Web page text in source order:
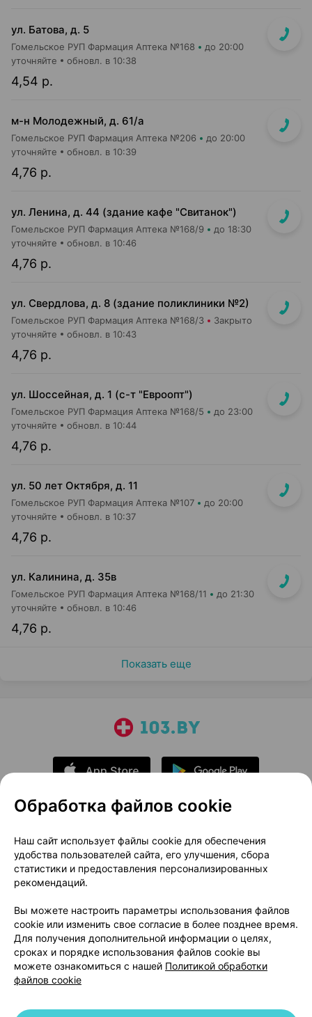
ул. Батова, д. 5
Гомельское РУП Фармация Аптека №168 до 20:00
4,54 р.
уточняйте обновл. в 10:38
м-н Молодежный, д. 61/а
Гомельское РУП Фармация Аптека №206 до 20:00
4,76 р.
уточняйте обновл. в 10:39
ул. Ленина, д. 44 (здание кафе "Свитанок")
Гомельское РУП Фармация Аптека №168/9 до 18:30
4,76 р.
уточняйте обновл. в 10:46
ул. Свердлова, д. 8 (здание поликлиники №2)
Гомельское РУП Фармация Аптека №168/3 Закрыто
4,76 р.
уточняйте обновл. в 10:43
ул. Шоссейная, д. 1 (с-т "Евроопт")
Гомельское РУП Фармация Аптека №168/5 до 23:00
4,76 р.
уточняйте обновл. в 10:44
ул. 50 лет Октября, д. 11
Гомельское РУП Фармация Аптека №107 до 20:00
4,76 р.
уточняйте обновл. в 10:37
ул. Калинина, д. 35в
Гомельское РУП Фармация Аптека №168/11 до 21:30
4,76 р.
уточняйте обновл. в 10:46
Показать еще
О проекте
Новости проекта
Размещение рекламы
Медицинский маркетинг
Публичный договор
Доставка
Способы оплаты
Вакансии
Партнеры
Написать руководителю 103.by
Написать в поддержку
Персональные настройки Cookie
Обработка файлов cookie
Наш сайт использует файлы cookie для обеспечения
удобства пользователей сайта, его улучшения, сбора
статистики и предоставления персонализированных
рекомендаций.
Вы можете настроить параметры использования файлов
cookie или изменить свое согласие в более позднее время.
Для получения дополнительной информации о целях,
сроках и порядке использования файлов cookie вы
можете ознакомиться с нашей Политикой обработки
файлов cookie